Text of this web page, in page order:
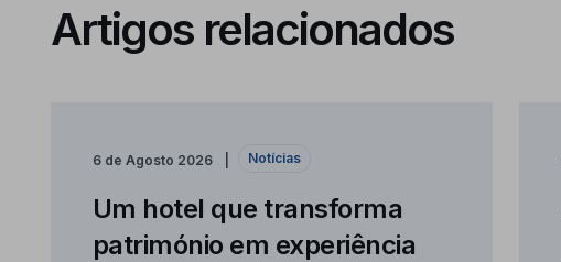
Artigos relacionados
6 de Agosto 2026 Notícias
Um hotel que transforma
património em experiência